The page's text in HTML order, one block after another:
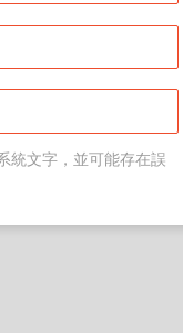
統文字，並可能存在誤